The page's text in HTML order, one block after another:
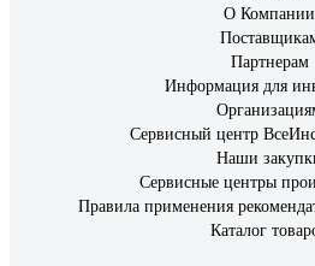
О Компании
Партнерам
Информация для
Сервисный центр
Наши
Сервисные центры
Правила применения
Каталог